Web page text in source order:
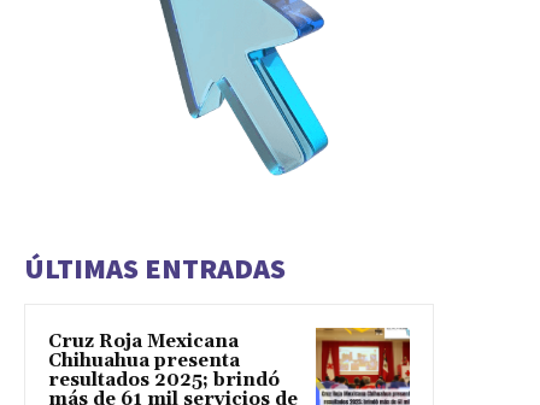
ÚLTIMAS ENTRADAS
Cruz Roja Mexicana
Chihuahua presenta
resultados 2025; brindó
más de 61 mil servicios de